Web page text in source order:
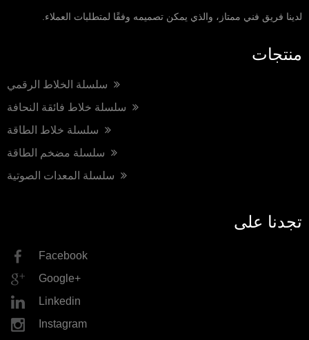
لدينا فريق فني ممتاز، والذي يمكن تصميمه وفقًا لمتطلبات العملاء.
منتجات
تجدنا على
Facebook
Google+
Linkedin
Instagram